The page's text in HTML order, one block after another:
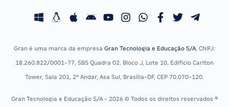
Concursos Fiscais
Concursos Saúde
Residência Multiprofissional
Calendário OAB
Gran é uma marca da empresa Gran Tecnologia e Educação S/A, CNPJ:
18.260.822/0001-77, SBS Quadra 02, Bloco J, Lote 10, Edifício Carlton
Tower, Sala 201, 2º Andar, Asa Sul, Brasília-DF, CEP 70.070-120.
Gran Tecnologia e Educação S/A - 2026 © Todos os direitos reservados ®